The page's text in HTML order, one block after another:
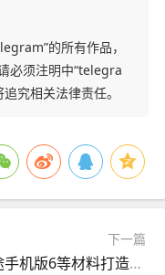
的所有作品，
必须注明中“telegra
究相关法律责任。
下一篇
征途手机版6等材料打造(征途手游六等材料能指定五行)